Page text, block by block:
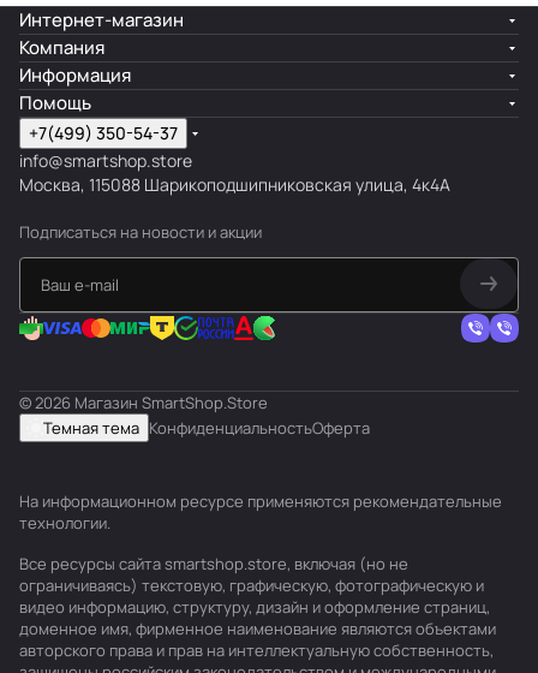
Интернет-магазин
Компания
Информация
Помощь
+7(499) 350-54-37
info@smartshop.store
Москва, 115088 Шарикоподшипниковская улица, 4к4А
Подписаться на новости и акции
© 2026 Магазин SmartShop.Store
Темная тема КонфиденциальностьОферта
На информационном ресурсе применяются рекомендательные
технологии.
Все ресурсы сайта smartshop.store, включая (но не
ограничиваясь) текстовую, графическую, фотографическую и
видео информацию, структуру, дизайн и оформление страниц,
доменное имя, фирменное наименование являются объектами
авторского права и прав на интеллектуальную собственность,